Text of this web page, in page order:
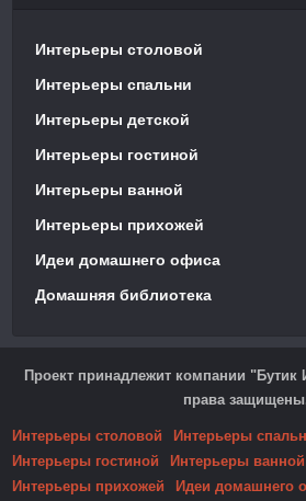
Интерьеры столовой
Интерьеры спальни
Интерьеры детской
Интерьеры гостиной
Интерьеры ванной
Интерьеры прихожей
Идеи домашнего офиса
Домашняя библиотека
Проект принадлежит компании "Бутик
права
Интерьеры столовой Интерьеры
Интерьеры гостиной
Интерьеры ванной
Интерьеры прихожей
Идеи домашнего